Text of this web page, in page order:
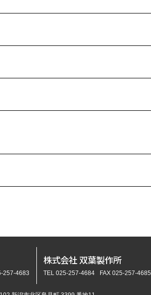
257-4683
株式会社 双葉製作所
TEL 025-257-4684 FAX 025-257-4685